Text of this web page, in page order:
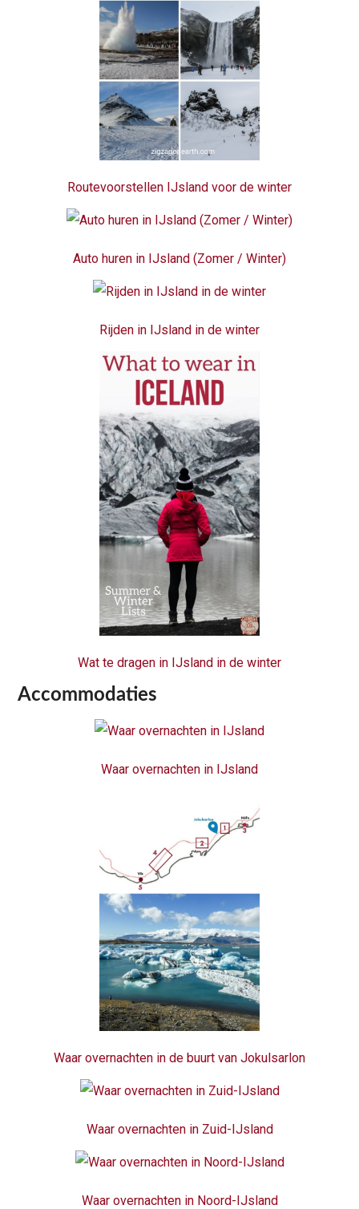
Routevoorstellen IJsland voor de winter
Auto huren in IJsland (Zomer / Winter)
Rijden in IJsland in de winter
Wat te dragen in IJsland in de winter
Accommodaties
Waar overnachten in IJsland
Waar overnachten in de buurt van Jokulsarlon
Waar overnachten in Zuid-IJsland
Waar overnachten in Noord-IJsland